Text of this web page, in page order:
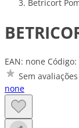
Betricort
EAN: none
Sem avaliações
none